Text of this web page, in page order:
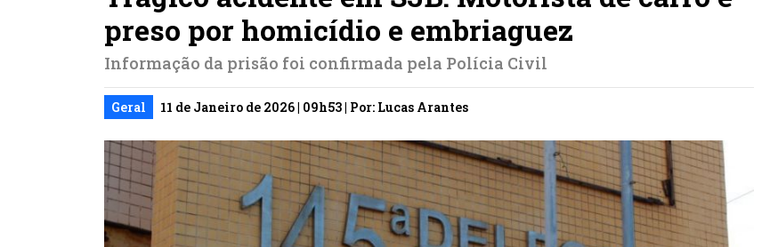
preso por homicídio e embriaguez
Informação da prisão foi confirmada pela Polícia Civil
Geral 11 de Janeiro de 2026 | 09h53 | Por: Lucas Arantes